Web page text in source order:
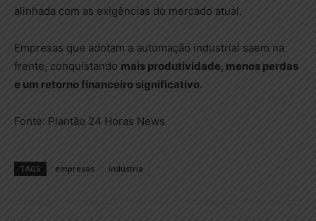
alinhada com as exigências do mercado atual.
Empresas que adotam a automação industrial saem na
frente, conquistando mais produtividade, menos perdas
e um retorno financeiro significativo.
Fonte: Plantão 24 Horas News
TAGS empresas indústria